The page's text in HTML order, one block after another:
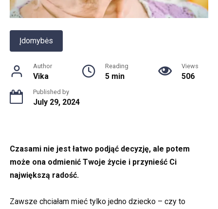
Įdomybės
Author
Vika
Reading
5 min
Views
506
Published by
July 29, 2024
Czasami nie jest łatwo podjąć decyzję, ale potem
może ona odmienić Twoje życie i przynieść Ci
największą radość.
Zawsze chciałam mieć tylko jedno dziecko – czy to